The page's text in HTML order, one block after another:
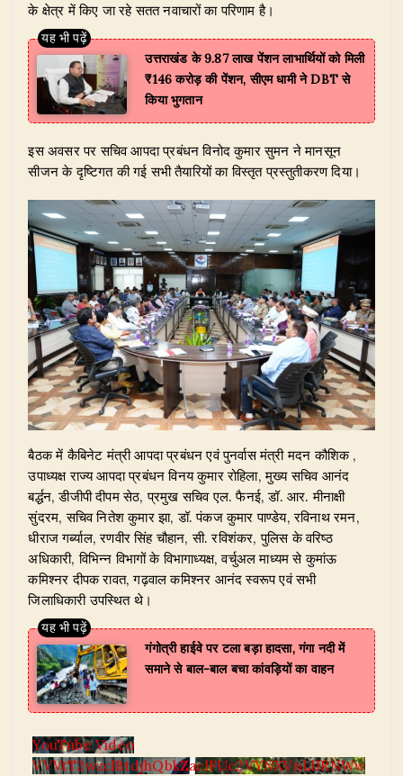
के क्षेत्र में किए जा रहे सतत नवाचारों का परिणाम है।
उत्तराखंड के 9.87 लाख पेंशन लाभार्थियों को मिली
₹146 करोड़ की पेंशन, सीएम धामी ने DBT से
किया भुगतान
​इस अवसर पर सचिव आपदा प्रबंधन विनोद कुमार सुमन ने मानसून
सीजन के दृष्टिगत की गई सभी तैयारियों का विस्तृत प्रस्तुतीकरण दिया।
​बैठक में कैबिनेट मंत्री आपदा प्रबंधन एवं पुनर्वास मंत्री मदन कौशिक ,
उपाध्यक्ष राज्य आपदा प्रबंधन विनय कुमार रोहिला, मुख्य सचिव आनंद
बर्द्धन, डीजीपी दीपम सेठ, प्रमुख सचिव एल. फैनई, डॉ. आर. मीनाक्षी
सुंदरम, सचिव नितेश कुमार झा, डॉ. पंकज कुमार पाण्डेय, रविनाथ रमन,
धीराज गर्ब्याल, रणवीर सिंह चौहान, सी. रविशंकर, पुलिस के वरिष्ठ
अधिकारी, विभिन्न विभागों के विभागाध्यक्ष, वर्चुअल माध्यम से कुमांऊ
कमिश्नर दीपक रावत, गढ़वाल कमिश्नर आनंद स्वरूप एवं सभी
जिलाधिकारी उपस्थित थे।
गंगोत्री हाईवे पर टला बड़ा हादसा, गंगा नदी में
समाने से बाल-बाल बचा कांवड़ियों का वाहन
YouTube Video
VVVtT2wzclBtdjhQbkZaclFUc2VYNXVnLlJRNWw